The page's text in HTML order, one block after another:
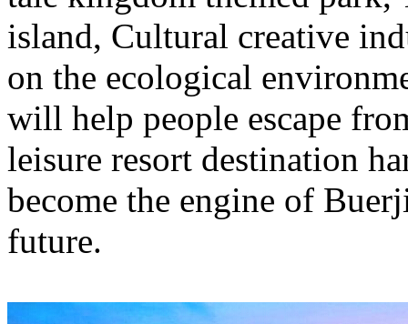
island, Cultural creative
on the ecological
will help people escape
leisure resort destination
become the engine of
future.